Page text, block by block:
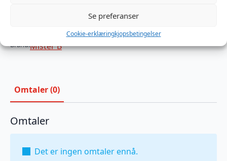
Se preferanser
Cookie-erklæringkjopsbetingelser
antall
Glid og Hygiene,Hygiene og Intimpleie
Brand:Mister B
Omtaler (0)
Omtaler
Det er ingen omtaler ennå.